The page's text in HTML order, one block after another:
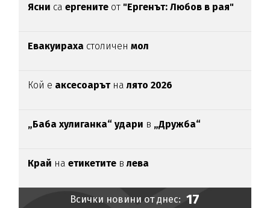
Ясни са ергените от "Ергенът: Любов в рая"
Евакуираха столиченмол
Кой е аксесоарътналято 2026
„Баба хулиганка“ удари в „Дружба“
Край наетикетите влева
Всички новини от днес: 17